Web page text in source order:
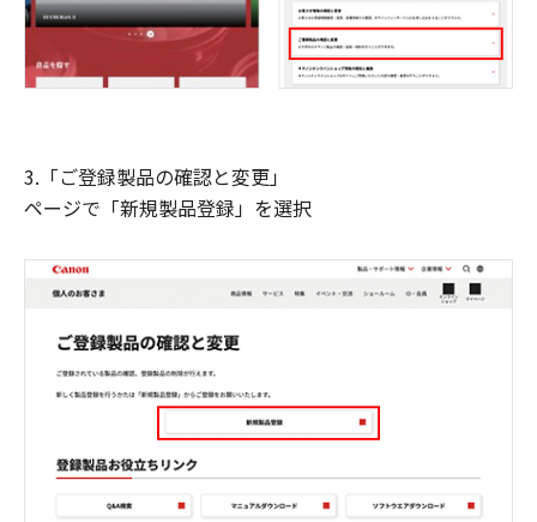
3.「ご登録製品の確認と変更」
ページで「新規製品登録」を選択